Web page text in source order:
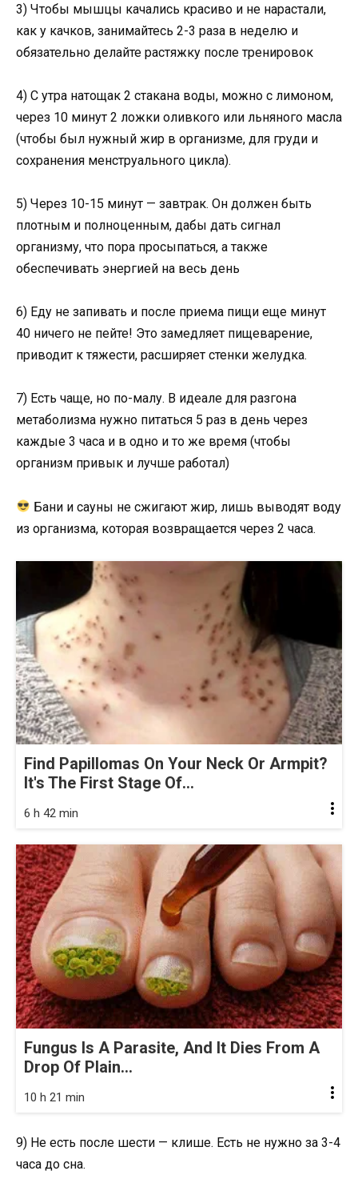
3) Чтобы мышцы качались красиво и не нарастали,
как у качков, занимайтесь 2-3 раза в неделю и
обязательно делайте растяжку после тренировок
4) С утра натощак 2 стакана воды, можно с лимоном,
через 10 минут 2 ложки оливкого или льняного масла
(чтобы был нужный жир в организме, для груди и
сохранения менструального цикла).
5) Через 10-15 минут — завтрак. Он должен быть
плотным и полноценным, дабы дать сигнал
организму, что пора просыпаться, а также
обеспечивать энергией на весь день
6) Еду не запивать и после приема пищи еще минут
40 ничего не пейте! Это замедляет пищеварение,
приводит к тяжести, расширяет стенки желудка.
7) Есть чаще, но по-малу. В идеале для разгона
метаболизма нужно питаться 5 раз в день через
каждые 3 часа и в одно и то же время (чтобы
организм привык и лучше работал)
Бани и сауны не сжигают жир, лишь выводят воду
из организма, которая возвращается через 2 часа.
Find Papillomas On Your Neck Or Armpit?
It's The First Stage Of...
6 h 42 min
Fungus Is A Parasite, And It Dies From A
Drop Of Plain...
10 h 21 min
9) Не есть после шести — клише. Есть не нужно за 3-4
часа до сна.